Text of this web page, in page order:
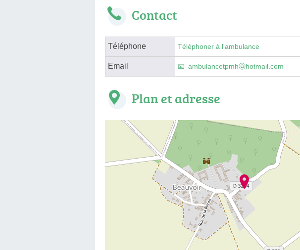
Contact
Téléphone Téléphoner à l'ambulance
Email ambulancetpmhⓐhotmail.com
Plan et adresse